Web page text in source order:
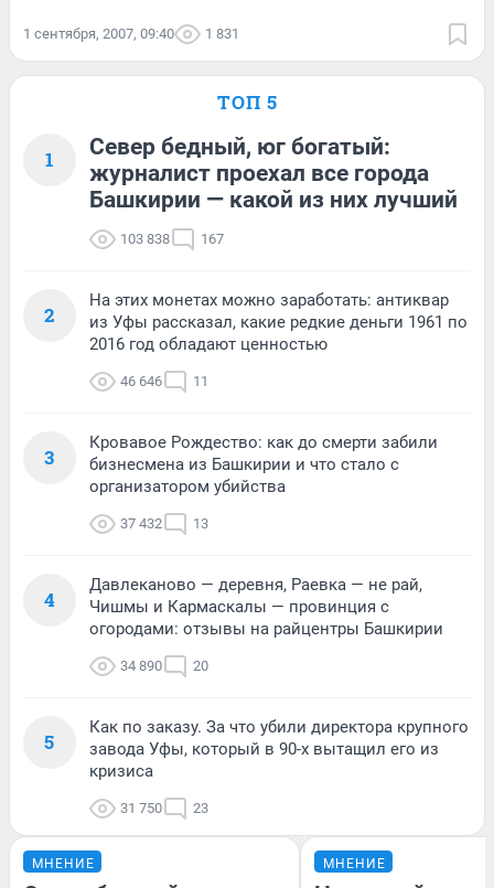
1 сентября, 2007, 09:40 1 831
ТОП 5
1
Север бедный, юг богатый:
журналист проехал все города
Башкирии — какой из них лучший
103 838 167
2
На этих монетах можно заработать: антиквар
из Уфы рассказал, какие редкие деньги 1961 по
2016 год обладают ценностью
46 646 11
3
Кровавое Рождество: как до смерти забили
бизнесмена из Башкирии и что стало с
организатором убийства
37 432 13
4
Давлеканово — деревня, Раевка — не рай,
Чишмы и Кармаскалы — провинция с
огородами: отзывы на райцентры Башкирии
34 890 20
5
Как по заказу. За что убили директора крупного
завода Уфы, который в 90-х вытащил его из
кризиса
31 750 23
МНЕНИЕ МНЕНИЕ